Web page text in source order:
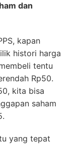
dan
kapan
histori harga
tentu
Rp50.
kita bisa
saham
yang tepat